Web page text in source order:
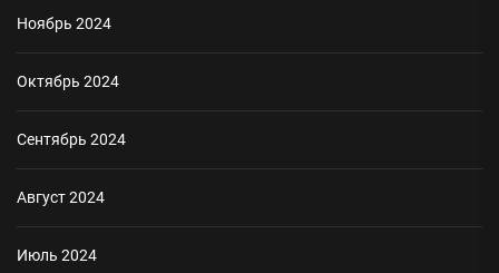
Ноябрь 2024
Октябрь 2024
Сентябрь 2024
Август 2024
Июль 2024